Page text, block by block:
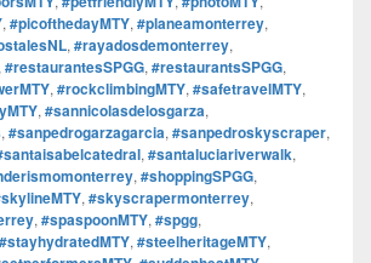
, #picofthedayMTY, #planeamonterrey,
, #rayadosdemonterrey,
#restaurantesSPGG, #restaurantsSPGG,
, #rockclimbingMTY, #safetravelMTY,
, #sannicolasdelosgarza,
, #sanpedrogarzagarcia, #sanpedroskyscraper,
, #santaluciariverwalk,
, #shoppingSPGG,
, #skyscrapermonterrey,
, #spaspoonMTY, #spgg,
#stayhydratedMTY, #steelheritageMTY,